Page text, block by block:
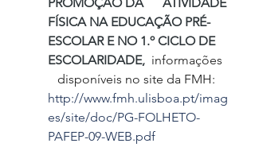
FÍSICA NA EDUCAÇÃO PRÉ-
ESCOLAR E NO 1.º CICLO DE
ESCOLARIDADE, informações
   disponíveis no site da FMH:
http://www.fmh.ulisboa.pt/imag
es/site/doc/PG-FOLHETO-
PAFEP-09-WEB.pdf